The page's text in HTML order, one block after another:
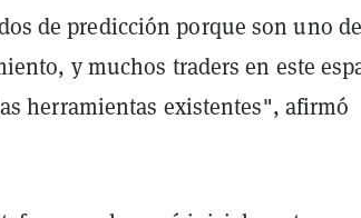
de predicción porque son uno
y muchos traders en este
herramientas existentes", afirmó